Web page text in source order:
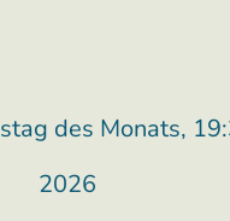
des Monats,
2026